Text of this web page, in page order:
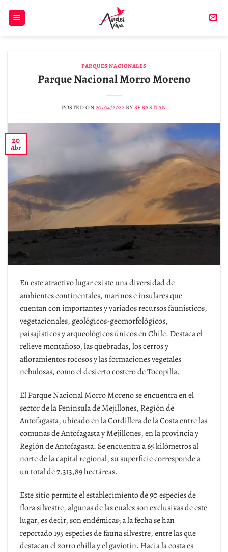
PARQUES NACIONALES
Parque Nacional Morro Moreno
POSTED ON 20/04/2022 BY SEBASTIAN
20
Abr
En este atractivo lugar existe una diversidad de
ambientes continentales, marinos e insulares que
cuentan con importantes y variados recursos faunísticos,
vegetacionales, geológicos-geomorfológicos,
paisajísticos y arqueológicos únicos en Chile. Destaca el
relieve montañoso, las quebradas, los cerros y
afloramientos rocosos y las formaciones vegetales
nebulosas, como el desierto costero de Tocopilla.
El Parque Nacional Morro Moreno se encuentra en el
sector de la Península de Mejillones, Región de
Antofagasta, ubicado en la Cordillera de la Costa entre las
comunas de Antofagasta y Mejillones, en la provincia y
Región de Antofagasta. Se encuentra a 65 kilómetros al
norte de la capital regional, su superficie corresponde a
un total de 7.313,89 hectáreas.
Este sitio permite el establecimiento de 90 especies de
flora silvestre, algunas de las cuales son exclusivas de este
lugar, es decir, son endémicas; a la fecha se han
reportado 195 especies de fauna silvestre, entre las que
destacan el zorro chilla y el gaviotín. Hacia la costa es